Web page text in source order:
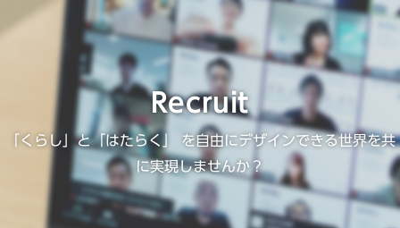
Recruit
「くらし」と「はたらく」 を自由にデザインできる世界を共
に実現しませんか？